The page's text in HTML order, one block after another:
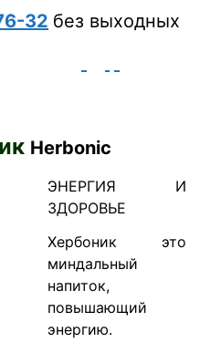
32 без выходных
Herbonic
ЭНЕРГИЯ И
ЗДОРОВЬЕ
Хербоник это
миндальный
напиток,
повышающий
энергию.